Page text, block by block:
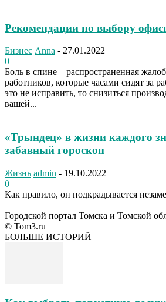
Рекомендации по выбору
Бизнес Anna - 27.01.2022
0
Боль в спине – распространенная
работников, которые часами сидят за
это не исправить, то снизиться
вашей...
«Трындец» в жизни каждого
забавный гороскоп
Жизнь admin - 19.10.2022
0
Как правило, он подкрадывается
Городской портал Томска и Томской
© Tom3.ru
БОЛЬШЕ ИСТОРИЙ